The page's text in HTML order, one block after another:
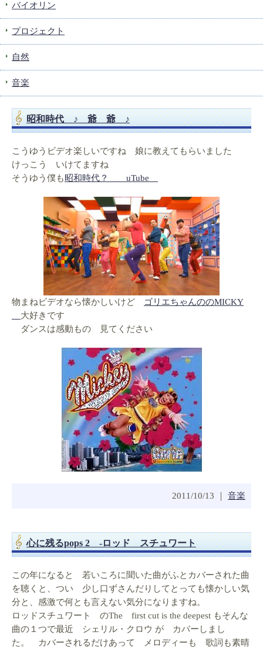
バイオリン
プロジェクト
自然
音楽
昭和時代 ♪ 爺 爺 ♪
こうゆうビデオ楽しいですね 娘に教えてもらいました
けっこう いけてますね
そうゆう僕も昭和時代？ uTube
物まねビデオなら懐かしいけど
ゴリエちゃんののMICKY
大好きです
ダンスは感動もの 見てください
2011/10/13 ｜ 音楽
心に残るpops 2 -ロッド スチュワート
この年になると 若いころに聞いた曲がふとカバーされた曲
を聴くと、つい 少し口ずさんだりしてとっても懐かしい気
分と、感激で何とも言えない気分になりますね。
ロッドスチュワート のThe first cut is the deepest もそんな
曲の１つで最近 シェリル・クロウ が カバーしまし
た。 カバーされるだけあって メロディーも 歌詞も素晴